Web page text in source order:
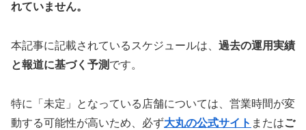
れていません。
本記事に記載されているスケジュールは、 過去の運用実績
と報道に基づく予測 です。
特に「未定」となっている店舗については、営業時間が変
動する可能性が高いため、必ず大丸の公式サイト またはご